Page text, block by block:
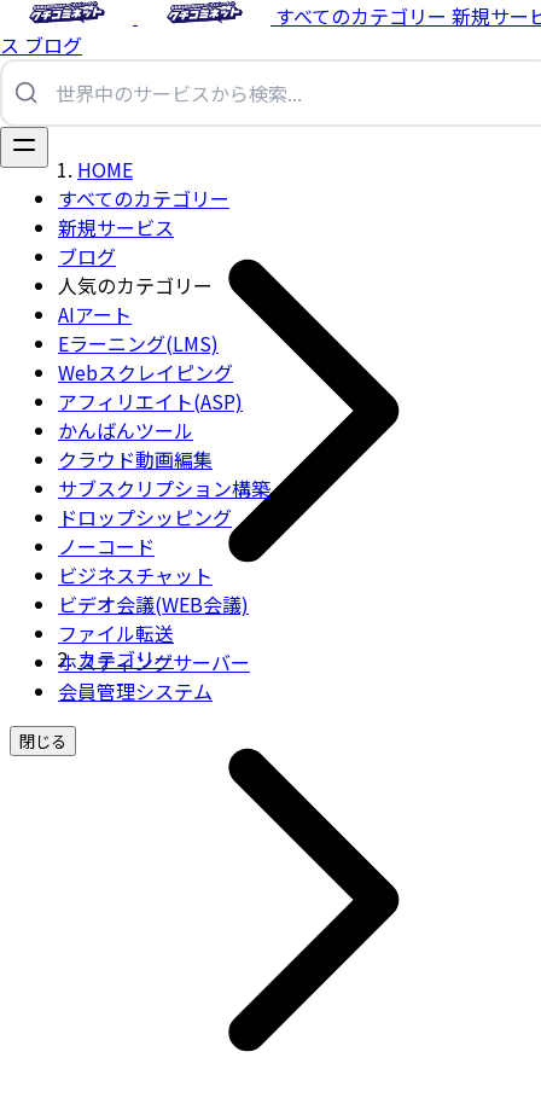
すべてのカテゴリー 新規サー
ス ブログ
すべてのカテゴリー
新規サービス
ブログ
人気のカテゴリー
AIアート
Eラーニング(LMS)
Webスクレイピング
アフィリエイト(ASP)
かんばんツール
クラウド動画編集
サブスクリプション構築
ドロップシッピング
ノーコード
ビジネスチャット
ビデオ会議(WEB会議)
ファイル転送
ホスティングサーバー
会員管理システム
閉じる
HOME
カテゴリー